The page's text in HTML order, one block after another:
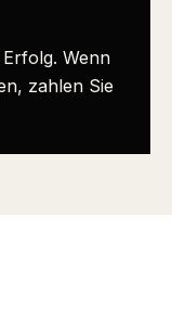
Wenn
zahlen Sie